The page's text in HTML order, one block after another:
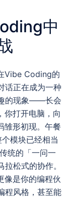
中
Vibe Coding的
话正在成为一种
的现象——长会
你打开电脑，向
雏形初现。午餐
模块已经相当
统的「一问一
松式的协作。
像是你的编程伙
程风格，甚至能